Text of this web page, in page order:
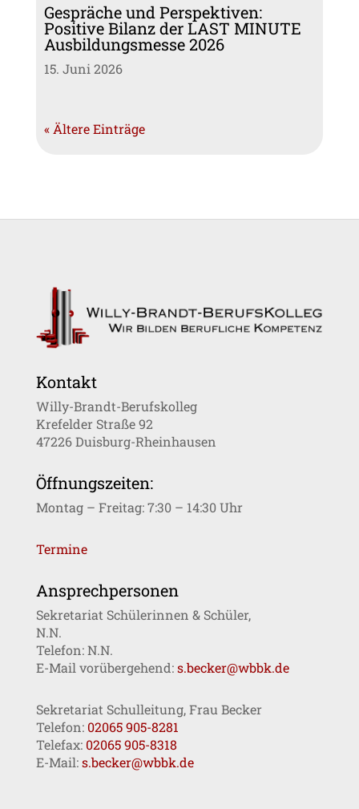
Gespräche und Perspektiven:
Positive Bilanz der LAST MINUTE
Ausbildungsmesse 2026
15. Juni 2026
« Ältere Einträge
Kontakt
Willy-Brandt-Berufskolleg
Krefelder Straße 92
47226 Duisburg-Rheinhausen
Öffnungszeiten:
Montag – Freitag: 7:30 – 14:30 Uhr
Termine
Ansprechpersonen
Sekretariat Schülerinnen & Schüler,
N.N.
Telefon: N.N.
E-Mail vorübergehend:s.becker@wbbk.de
Sekretariat Schulleitung, Frau Becker
Telefon: 02065 905-8281
Telefax: 02065 905-8318
E-Mail:s.becker@wbbk.de